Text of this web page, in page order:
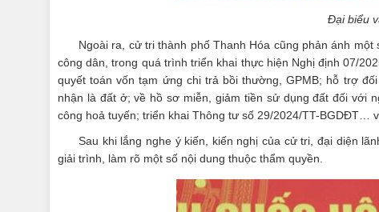
Đại biểu
Ngoài ra, cử tri thành phố Thanh Hóa cũng phản ánh
công dân, trong quá trình triển khai thực hiện Nghị định 07/
quyết toán vốn tạm ứng chi trả bồi thường, GPMB; hỗ trợ
nhận là đất ở; về hồ sơ miễn, giảm tiền sử dụng đất đối với
công hoả tuyến; triển khai Thông tư số 29/2024/TT-BGDĐT…
Sau khi lắng nghe ý kiến, kiến nghị của cử tri, đại diện
giải trình, làm rõ một số nội dung thuộc thẩm quyền.